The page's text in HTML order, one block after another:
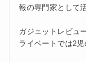
報の専門家として
ガジェットレビュ
ライベートでは2児